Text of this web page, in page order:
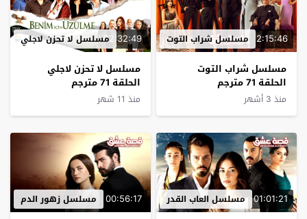
2:15:46 مسلسل شراب التوت
مسلسل شراب التوت
الحلقة 71 مترجم
منذ 3 أشهر
02:32:49مسلسل لا تحزن لاجلي
مسلسل لا تحزن لاجلي
الحلقة 71 مترجم
منذ 11 شهر
01:01:21 مسلسل العاب القدر 00:56:17 مسلسل زهور الدم